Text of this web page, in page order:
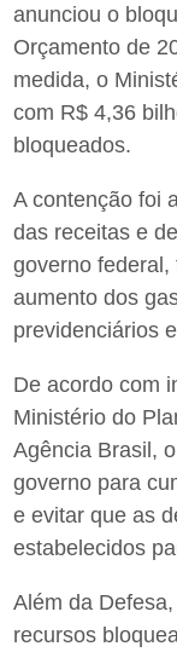
anunciou o
Orçamento de
medida, o
com R$ 4,36
bloqueados.
A contenção foi
das receitas e
governo
aumento dos
previdenciários
De acordo com
Ministério do
Agência Brasil,
governo para
e evitar que as
estabelecidos
Além da
recursos